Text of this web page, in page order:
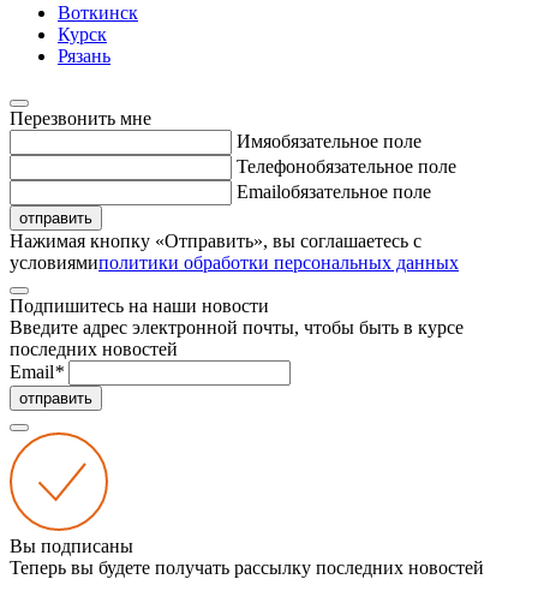
Воткинск
Курск
Рязань
Перезвонить мне
Имяобязательное поле
Телефонобязательное поле
Emailобязательное поле
отправить
Нажимая кнопку «Отправить», вы соглашаетесь с
условиямиполитики обработки персональных данных
Подпишитесь на наши новости
Введите адрес электронной почты, чтобы быть в курсе
последних новостей
Email*
отправить
Вы подписаны
Теперь вы будете получать рассылку последних новостей